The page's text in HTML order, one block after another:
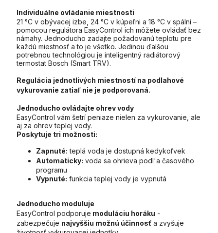
Individuálne ovládanie miestnosti
21 °C v obývacej izbe, 24 °C v kúpeľni a 18 °C v spálni –
pomocou regulátora EasyControl ich môžete ovládať bez
námahy. Jednoducho zadajte požadovanú teplotu pre
každú miestnosť a to je všetko. Jedinou ďalšou
potrebnou technológiou je inteligentný radiátorový
termostat Bosch (Smart TRV).
Regulácia jednotlivých miestností na podlahové
vykurovanie zatiaľ nie je podporovaná.
Jednoducho ovládajte ohrev vody
EasyControl vám šetrí peniaze nielen za vykurovanie, ale
aj za ohrev teplej vody.
Poskytuje tri možnosti:
Zapnuté: teplá voda je dostupná kedykoľvek
Automaticky: voda sa ohrieva podl'a časového
programu
Vypnuté: funkcia teplej vody je vypnutá
Jednoducho moduluje
EasyControl podporuje moduláciu horáku -
zabezpečuje najvyššiu možnú účinnosť a zvyšuje